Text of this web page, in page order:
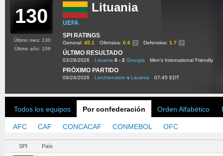
130 Lituania
UEFA
SPI RATINGS
General: 45.1 Ofensiva: 0.6 Defensiva: 1.7
ÚLTIMO RESULTADO
03/29/2026 Lituania 0 - 2 Georgia Men's International Friendly
PRÓXIMO PARTIDO
09/24/2026 Liechtenstein v Lituania 07:45 EDT
Último mes: 130
Último año: 106
Todos los equipos Por confederación Orden Alfabético
AFC CAF CONCACAF CONMEBOL OFC
SPI País